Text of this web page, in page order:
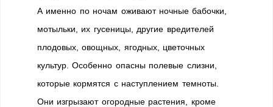
А именно по ночам оживают ночные бабочки,
мотыльки, их гусеницы, другие вредителей
плодовых, овощных, ягодных, цветочных
культур. Особенно опасны полевые слизни,
которые кормятся с наступлением темноты.
Они изгрызают огородные растения, кроме